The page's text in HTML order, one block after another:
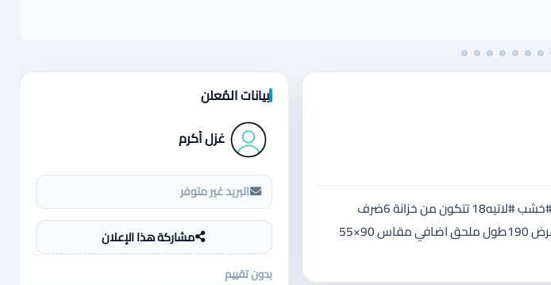
إستعمال أشهر قليلة بحال الوكالة ⚘⚘غرفة #نوم #ماستر بحال الوكالة تصلح لعرسان ⚘⚘ #تفصيل #خشب #لاتيه18 تتكون من خزانة 6ضرف
طول230 عرض 280 عمق 70 وتخت مزدوج مقاس 180×200 وكمدينة عدد2 وتسريحة مقاس 130عرض 190طول ملحق اضافي مقاس 90×55
بيانات المُعلن
غزل أكرم
البريد غير متوفر
مشاركة هذا الإعلان
بدون تقييم